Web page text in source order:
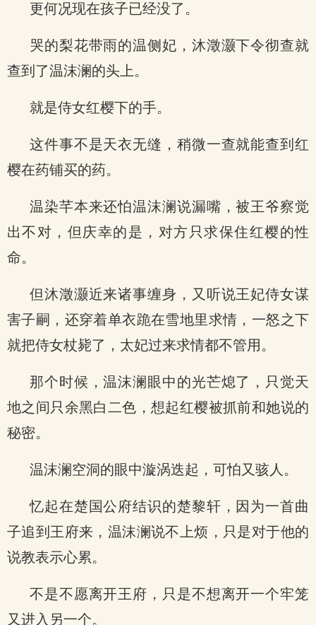
更何况现在孩子已经没了。
哭的梨花带雨的温侧妃，沐澂灏下令彻查就
查到了温沫澜的头上。
就是侍女红樱下的手。
这件事不是天衣无缝，稍微一查就能查到红
樱在药铺买的药。
温染芊本来还怕温沫澜说漏嘴，被王爷察觉
出不对，但庆幸的是，对方只求保住红樱的性
命。
但沐澂灏近来诸事缠身，又听说王妃侍女谋
害子嗣，还穿着单衣跪在雪地里求情，一怒之下
就把侍女杖毙了，太妃过来求情都不管用。
那个时候，温沫澜眼中的光芒熄了，只觉天
地之间只余黑白二色，想起红樱被抓前和她说的
秘密。
温沫澜空洞的眼中漩涡迭起，可怕又骇人。
忆起在楚国公府结识的楚黎轩，因为一首曲
子追到王府来，温沫澜说不上烦，只是对于他的
说教表示心累。
不是不愿离开王府，只是不想离开一个牢笼
又进入另一个。